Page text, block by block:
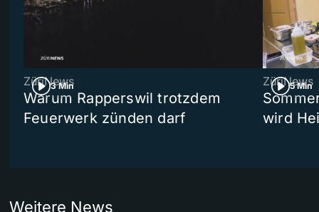
3 Min
ZüriNews
Warum Rapperswil trotzdem
Feuerwerk zünden darf
5 Min
ZüriNews
wird
Weitere News